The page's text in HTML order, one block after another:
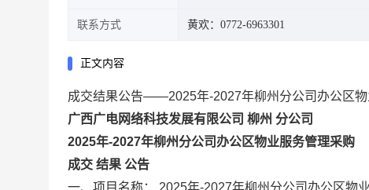
联系方式 黄欢：0772-6963301
正文内容
成交结果公告——2025年-2027年柳州分公司办公区物
广西广电网络科技发展有限公司 柳州 分公司
2025年-2027年柳州分公司办公区物业服务管理采购
成交 结果 公告
一、项目名称： 2025年-2027年柳州分公司办公区物